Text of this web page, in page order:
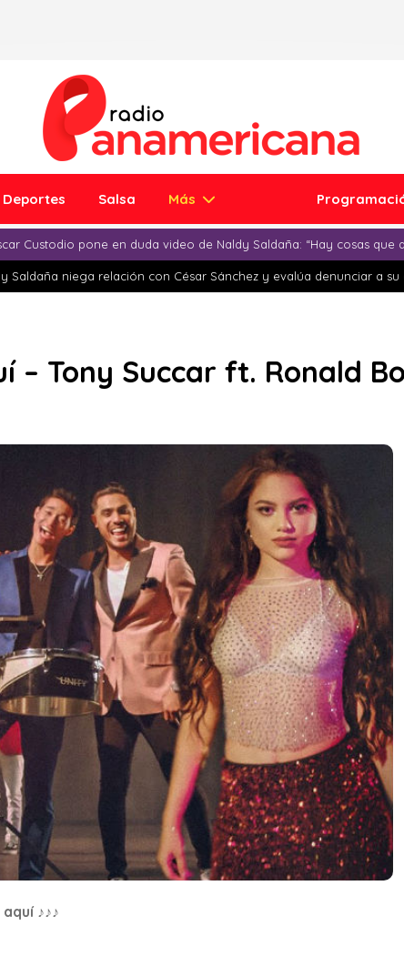
Deportes Salsa Más
Custodio pone en duda video de Naldy Saldaña: “Hay cosas que
Saldaña niega relación con César Sánchez y evalúa denunciar a su
– Tony Succar ft. Ronald
♪♪♪